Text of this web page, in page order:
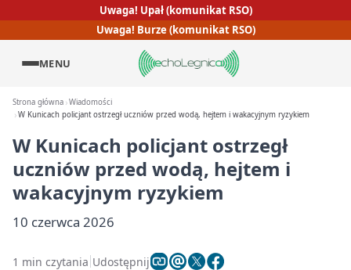
Uwaga! Upał (komunikat RSO)
Uwaga! Burze (komunikat RSO)
MENU
Strona główna Wiadomości
W Kunicach policjant ostrzegł uczniów przed wodą, hejtem i wakacyjnym ryzykiem
W Kunicach policjant ostrzegł
uczniów przed wodą, hejtem i
wakacyjnym ryzykiem
10 czerwca 2026
1 min czytania Udostępnij